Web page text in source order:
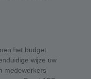
het budget
wijze uw
medewerkers